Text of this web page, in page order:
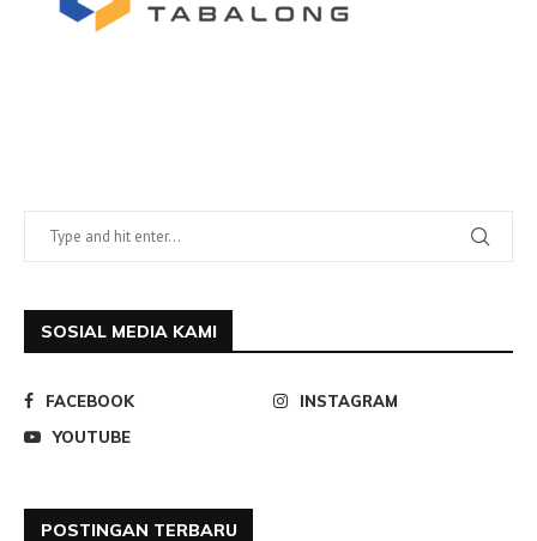
SOSIAL MEDIA KAMI
FACEBOOK
INSTAGRAM
YOUTUBE
POSTINGAN TERBARU